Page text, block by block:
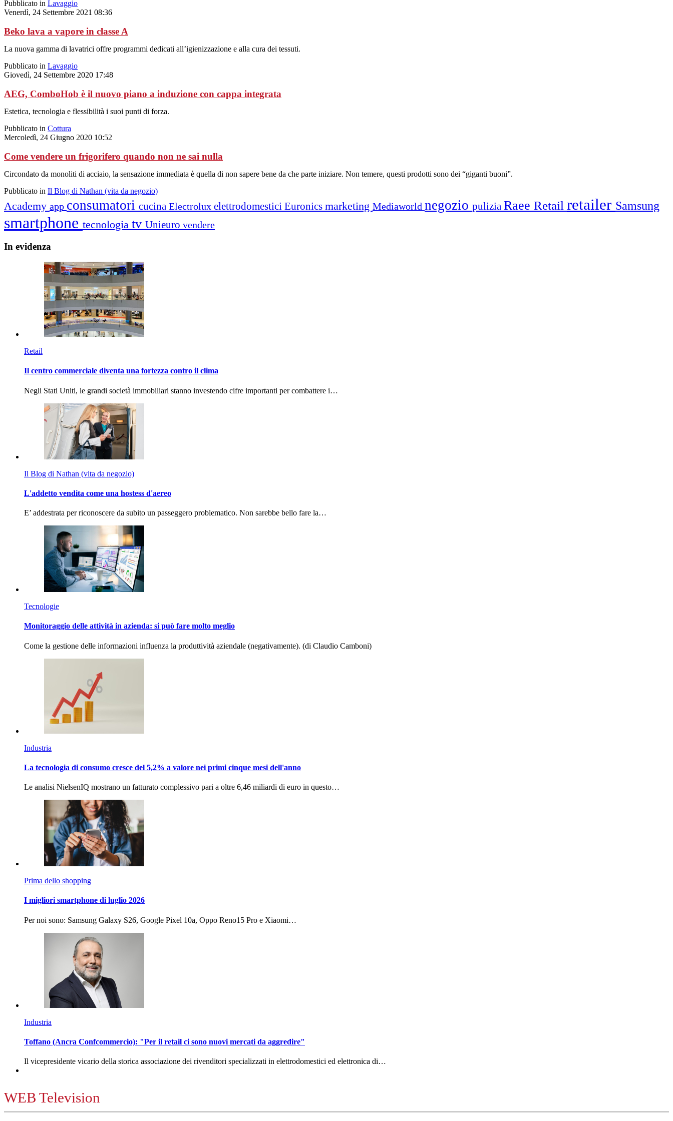
Pubblicato in Lavaggio
Venerdì, 24 Settembre 2021 08:36
Beko lava a vapore in classe A
La nuova gamma di lavatrici offre programmi dedicati all’igienizzazione e alla cura dei tessuti.
Pubblicato in Lavaggio
Giovedì, 24 Settembre 2020 17:48
AEG, ComboHob è il nuovo piano a induzione con cappa integrata
Estetica, tecnologia e flessibilità i suoi punti di forza.
Pubblicato in Cottura
Mercoledì, 24 Giugno 2020 10:52
Come vendere un frigorifero quando non ne sai nulla
Circondato da monoliti di acciaio, la sensazione immediata è quella di non sapere bene da che parte iniziare. Non temere, questi prodotti sono dei “giganti buoni”.
Pubblicato in Il Blog di Nathan (vita da negozio)
Academy app consumatori cucina Electrolux elettrodomestici Euronics marketing Mediaworld negozio pulizia Raee Retail retailer Samsung
smartphone tecnologia tv Unieuro vendere
In evidenza
Retail
Il centro commerciale diventa una fortezza contro il clima
Negli Stati Uniti, le grandi società immobiliari stanno investendo cifre importanti per combattere i…
Il Blog di Nathan (vita da negozio)
L'addetto vendita come una hostess d'aereo
E’ addestrata per riconoscere da subito un passeggero problematico. Non sarebbe bello fare la…
Tecnologie
Monitoraggio delle attività in azienda: si può fare molto meglio
Come la gestione delle informazioni influenza la produttività aziendale (negativamente). (di Claudio Camboni)
Industria
La tecnologia di consumo cresce del 5,2% a valore nei primi cinque mesi dell'anno
Le analisi NielsenIQ mostrano un fatturato complessivo pari a oltre 6,46 miliardi di euro in questo…
Prima dello shopping
I migliori smartphone di luglio 2026
Per noi sono: Samsung Galaxy S26, Google Pixel 10a, Oppo Reno15 Pro e Xiaomi…
Industria
Toffano (Ancra Confcommercio): "Per il retail ci sono nuovi mercati da aggredire"
Il vicepresidente vicario della storica associazione dei rivenditori specializzati in elettrodomestici ed elettronica di…
WEB Television